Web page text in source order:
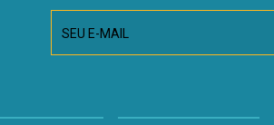
SEU E-MAIL